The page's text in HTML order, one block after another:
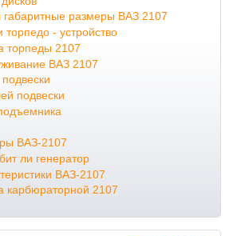
размеры ВАЗ 2107
- устройство
торпеды 2107
ВАЗ 2107
подвески
ВАЗ-2107
ли генератор
ВАЗ-2107
карбюраторной 2107